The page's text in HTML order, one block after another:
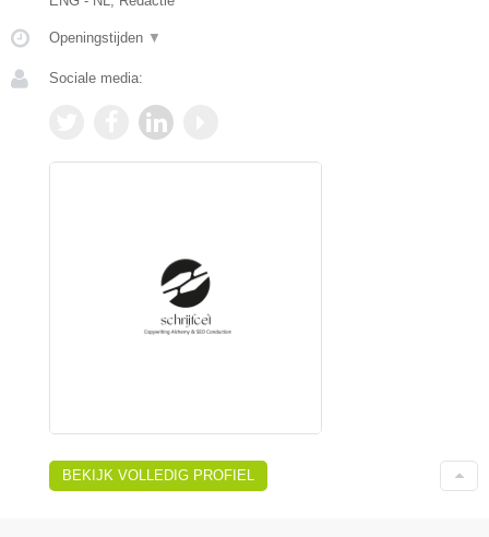
Openingstijden ▼
Sociale media:
BEKIJK VOLLEDIG PROFIEL